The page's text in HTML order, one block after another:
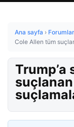
Ana sayfa › Forumlar
Cole Allen tüm